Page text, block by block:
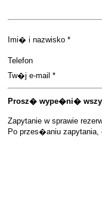
Imi� i nazwisko *
Telefon
Tw�j e-mail *
Prosz� wype�ni�
Zapytanie w sprawie
Po przes�aniu